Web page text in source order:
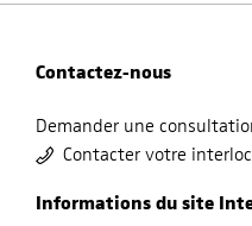
Contactez-nous
Demander une
Contacter votre
Informations du site